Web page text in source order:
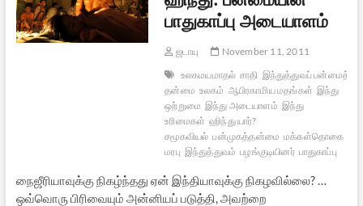
பாதுகாப்பு அடையாளம்
ஜடாயு
November 11, 2011
உலகமயமாதல் சாதி இந்துத்துவப் பன்மைத்
தன்மை உலகம் ஆபிரகாமிய மதங்கள் இந்து
ஒற்றுமை இந்து அடையாளம் இந்து
உரிமைகள் ஹிந்து யார்?
சமூகவியல் பன்முகத்தன்மை மக்கள்தொகை
மரபு இந்துத்துவம் பழங்குடியினர் பாதுகாப்பு
நைஜீரியாவுக்கு நிகழ்ந்தது ஏன் இந்தியாவுக்கு நிகழவில்லை? …
ஒவ்வொரு பிரிவையும் அன்னியப் படுத்தி, அவற்றை